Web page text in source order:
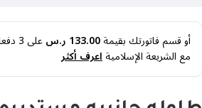
أو قسم فاتورتك بقيمة133.00 ر.س على3
مع الشريعة الإسلاميةاعرف أكثر